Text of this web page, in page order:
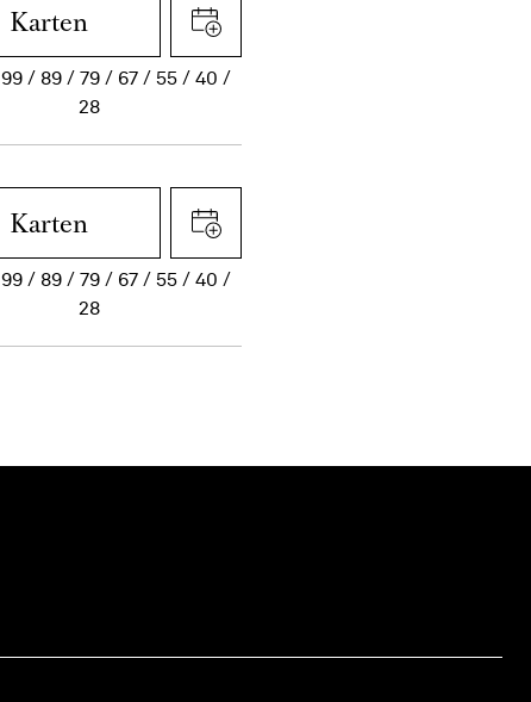
Karten
99 89 79 67 55
40
28
Karten
99 89 79 67 55
40
28